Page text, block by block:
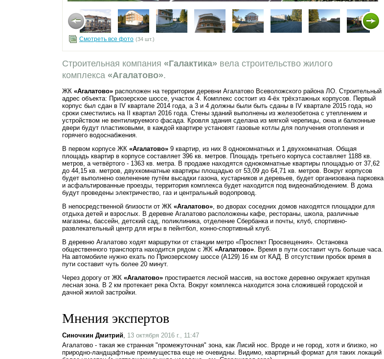
Смотреть все фото (34 шт.)
Строительная компания «Галактика» вела строительство жилого
комплекса «Агалатово».
ЖК «Агалатово» расположен на территории деревни Агалатово Всеволожского района ЛО. Строительный
адрес объекта: Приозерское шоссе, участок 4. Комплекс состоит из 4-ёх трёхэтажных корпусов. Первый
корпус был сдан в IV квартале 2014 года, а 3 и 4 должны были быть сданы в IV квартале 2015 года, но
сроки сместились на II квартал 2016 года. Стены зданий выполнены из железобетона с утеплением и
устройством не вентилируемого фасада. Кровля здания сделана из мягкой черепицы, окна и балконные
двери будут пластиковыми, в каждой квартире установят газовые котлы для получения отопления и
горячего водоснабжения.
В первом корпусе ЖК «Агалатово» 9 квартир, из них 8 однокомнатных и 1 двухкомнатная. Общая
площадь квартир в корпусе составляет 396 кв. метров. Площадь третьего корпуса составляет 1188 кв.
метров, а четвёртого - 1363 кв. метра. В продаже находятся однокомнатные квартиры площадью от 37,62
до 44,15 кв. метров, двухкомнатные квартиры площадью от 53,09 до 64,71 кв. метров. Вокруг корпусов
будет выполнено озеленение путём высадки газона, кустарников и деревьев, будет организована парковка
и асфальтированные проезды, территория комплекса будет находится под видеонаблюдением. В дома
будут проведены электричество, газ и центральный водопровод.
В непосредственной близости от ЖК «Агалатово», во дворах соседних домов находятся площадки для
отдыха детей и взрослых. В деревне Агалатово расположены кафе, рестораны, школа, различные
магазины, бассейн, детский сад, поликлиника, отделение Сбербанка и почты, клуб, спортивно-
развлекательный центр для игры в пейнтбол, конно-спортивный клуб.
В деревню Агалатово ходят маршрутки от станции метро «Проспект Просвещения». Остановка
общественного транспорта находится рядом с ЖК «Агалатово». Время в пути составит чуть больше часа.
На автомобиле нужно ехать по Приозерскому шоссе (А129) 16 км от КАД. В отсутствии пробок время в
пути составит чуть более 20 минут.
Через дорогу от ЖК «Агалатово» простирается лесной массив, на востоке деревню окружает крупная
лесная зона. В 2 км протекает река Охта. Вокруг комплекса находится зона сложившей городской и
дачной жилой застройки.
Мнения экспертов
Синочкин Дмитрий, 13 октября 2016 г., 11:47
Агалатово - такая же странная "промежуточная" зона, как Лисий нос. Вроде и не город, хотя и близко, но
природно-ландщафтные преимущества еще не очевидны. Видимо, квартирный формат для таких локаций